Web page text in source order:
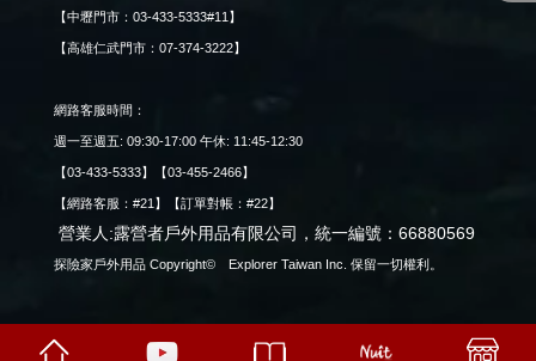
【中壢門市：03-433-5333#11】
【高雄仁武門市：07-374-3222】
網路客服時間：
週一至週五: 09:30-17:00 午休: 11:45-12:30
【03-433-5333】【03-455-2466】
【網路客服：#21】【訂單對帳：#22】
營業人:露營者戶外用品有限公司，統一編號：66880569
探險家戶外用品 Copyright© Explorer Taiwan Inc. 保留一切權利。